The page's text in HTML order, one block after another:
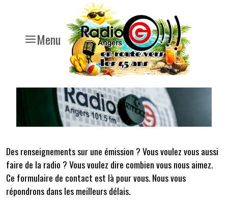
Menu
Des renseignements sur une émission ? Vous voulez vous aussi
faire de la radio ? Vous voulez dire combien vous nous aimez.
Ce formulaire de contact est là pour vous. Nous vous
répondrons dans les meilleurs délais.